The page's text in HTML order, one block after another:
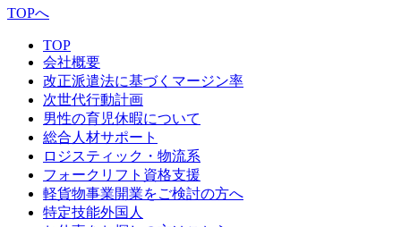
TOPへ
TOP
会社概要
改正派遣法に基づくマージン率
次世代行動計画
男性の育児休暇について
総合人材サポート
ロジスティック・物流系
フォークリフト資格支援
軽貨物事業開業をご検討の方へ
特定技能外国人